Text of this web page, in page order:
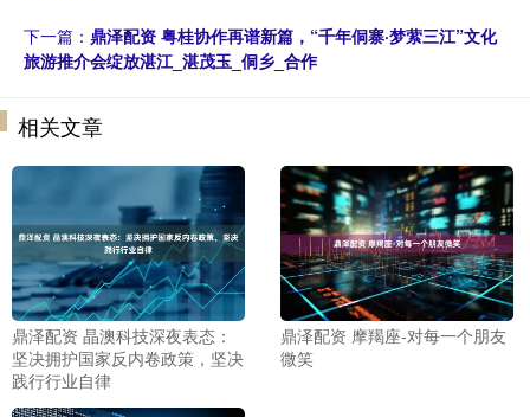
下一篇： 鼎泽配资 粤桂协作再谱新篇，“千年侗寨·梦萦三江”文化
旅游推介会绽放湛江_湛茂玉_侗乡_合作
相关文章
鼎泽配资 晶澳科技深夜表态：
坚决拥护国家反内卷政策，坚决
践行行业自律
鼎泽配资 摩羯座-对每一个朋友
微笑